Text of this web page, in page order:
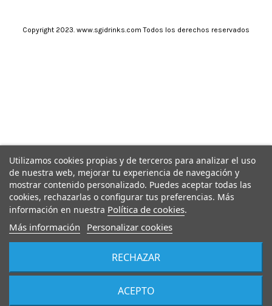
Utilizamos cookies propias y de terceros para analizar el uso
de nuestra web, mejorar tu experiencia de navegación y
mostrar contenido personalizado. Puedes aceptar todas las
cookies, rechazarlas o configurar tus preferencias. Más
información en nuestra Política de cookies.
Más información Personalizar cookies
RECHAZAR
ACEPTO
Copyright 2023. www.sgidrinks.com Todos los derechos reservados